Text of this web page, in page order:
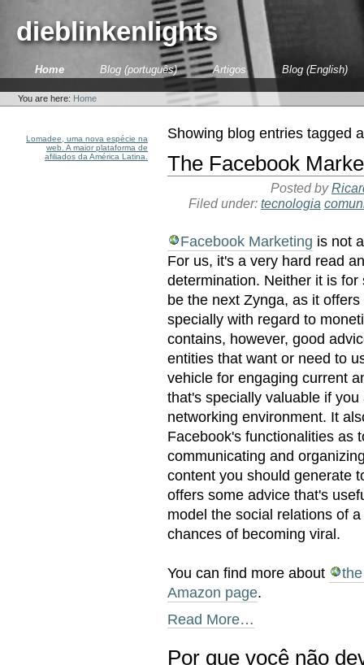
content.dieblinkenlights
SectionsHome Blog (português) Artigos Blog (English)
tools
You are here: Home
Lomadee, uma nova espécie na
web. A maior plataforma de
afiliados da América Latina.
Showing blog entries tagged
The Facebook
Posted by
Filed under: tecnologia
Facebook Marketing is not
For us, it's a very hard read
determination. Neither it is
be the next Zynga, as it
specially with regard to
contains, however, good
entities that want or need to
vehicle for engaging current
that's specially valuable if
networking environment. It
Facebook's functionalities as
communicating and
content you should generate
offers some advice that's
model the social relations of
chances of becoming viral.
You can find more about
Amazon page.
Read More…
Por que você não